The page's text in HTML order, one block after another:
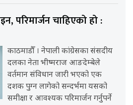
परिमार्जन चाहिएको हो :
काठमाडौँ । नेपाली कांग्रेसका संसदीय
दलका नेता भीष्मराज आङदेम्बेले
वर्तमान संविधान जारी भएको एक
दशक पुग्न लागेको सन्दर्भमा यसको
समीक्षा र आवश्यक परिमार्जन गर्नुपर्ने